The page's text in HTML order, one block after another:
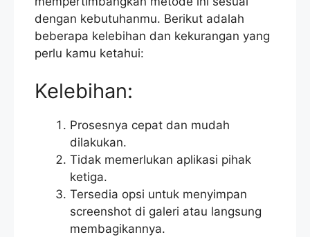
dengan kebutuhanmu. Berikut adalah
beberapa kelebihan dan kekurangan yang
perlu kamu ketahui:
Kelebihan:
Prosesnya cepat dan mudah
dilakukan.
Tidak memerlukan aplikasi pihak
ketiga.
Tersedia opsi untuk menyimpan
screenshot di galeri atau langsung
membagikannya.